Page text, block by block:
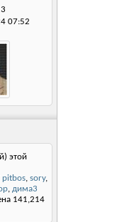
07:52
этой
pitbos, sory,
, дима3
141,214